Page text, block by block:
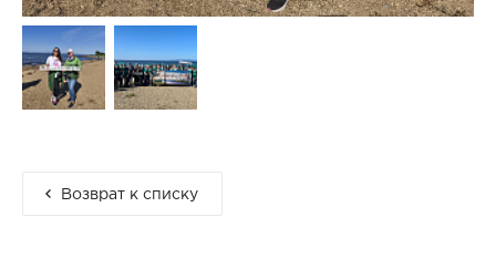
Возврат к списку